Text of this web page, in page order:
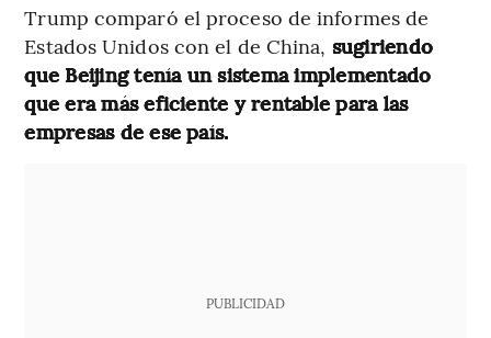
Trump comparó el proceso de informes de
Estados Unidos con el de China, sugiriendo
que Beijing tenía un sistema implementado
que era más eficiente y rentable para las
empresas de ese país.
PUBLICIDAD